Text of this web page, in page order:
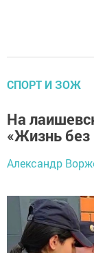
СПОРТ И ЗОЖ
На
«Жизнь без
Александр